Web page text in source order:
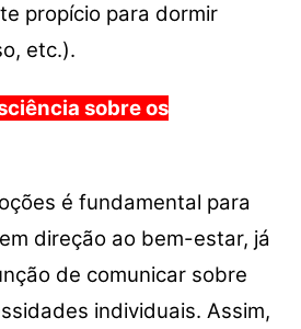
propício para dormir
etc.).
sobre os
é fundamental para
direção ao bem-estar, já
de comunicar sobre
individuais. Assim,